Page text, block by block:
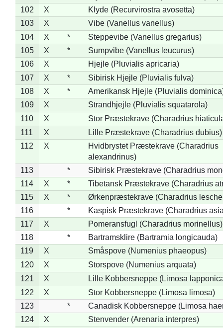
102
X
Klyde (Recurvirostra avosetta)
103
X
Vibe (Vanellus vanellus)
104
X *
Steppevibe (Vanellus gregarius)
105
X *
Sumpvibe (Vanellus leucurus)
106
X
Hjejle (Pluvialis apricaria)
107
X *
Sibirisk Hjejle (Pluvialis fulva)
108
X *
Amerikansk Hjejle (Pluvialis
109
X
Strandhjejle (Pluvialis squatarola)
110
X
Stor Præstekrave (Charadrius
111
X
Lille Præstekrave (Charadrius dubius)
112
X
Hvidbrystet Præstekrave (Charadrius
alexandrinus)
113
*
Sibirisk Præstekrave (Charadrius
114
X *
Tibetansk Præstekrave (Charadrius
115
X *
Ørkenpræstekrave (Charadrius
116
*
Kaspisk Præstekrave (Charadrius
117
X
Pomeransfugl (Charadrius morinellus)
118
*
Bartramsklire (Bartramia longicauda)
119
X
Småspove (Numenius phaeopus)
120
X
Storspove (Numenius arquata)
121
X
Lille Kobbersneppe (Limosa
122
X
Stor Kobbersneppe (Limosa limosa)
123
*
Canadisk Kobbersneppe (Limosa
124
X
Stenvender (Arenaria interpres)